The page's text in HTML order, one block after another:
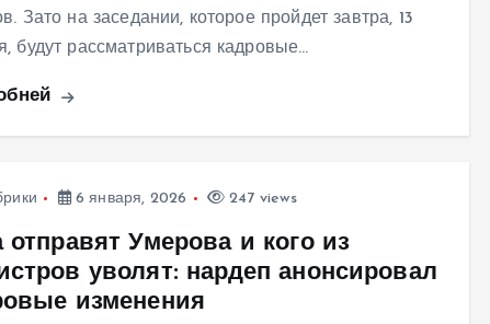
Зато на заседании, которое пройдет завтра, 13
будут рассматриваться кадровые…
6 января, 2026 247 views
отправят Умерова и кого из
уволят: нардеп анонсировал
изменения